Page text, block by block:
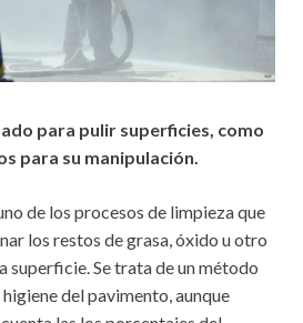
para pulir superficies, como
para su manipulación.
de los procesos de limpieza que
los restos de grasa, óxido u otro
superficie. Se trata de un método
del pavimento, aunque